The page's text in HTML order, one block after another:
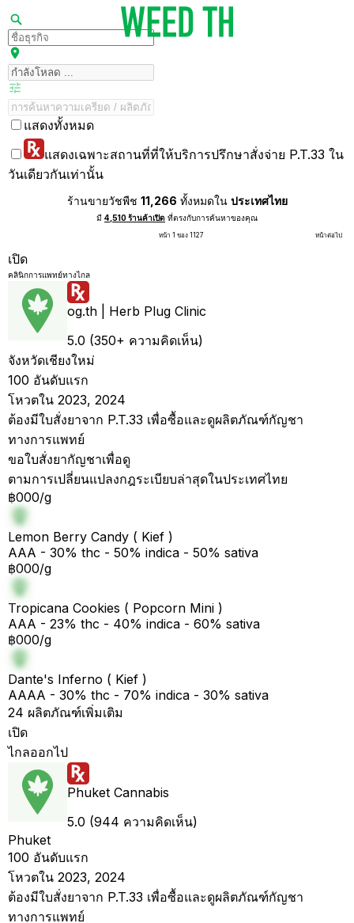
แสดงทั้งหมด
แสดงเฉพาะสถานที่ที่ให้บริการปรึกษาสั่งจ่าย P.T.33 ใน
วันเดียวกันเท่านั้น
ร้านขายวัชพืช 11,266 ทั้งหมดใน ประเทศไทย
มี 4,510 ร้านค้าเปิด ที่ตรงกับการค้นหาของคุณ
หน้า 1 ของ 1127 หน้าต่อไป
เปิด
คลินิกการแพทย์ทางไกล
og.th | Herb Plug Clinic
5.0 (350+ ความคิดเห็น)
จังหวัดเชียงใหม่
100 อันดับแรก
โหวตใน 2023, 2024
ต้องมีใบสั่งยาจาก P.T.33 เพื่อซื้อและดูผลิตภัณฑ์กัญชา
ทางการแพทย์
ขอใบสั่งยากัญชาเพื่อดู
ตามการเปลี่ยนแปลงกฎระเบียบล่าสุดในประเทศไทย
฿000/g
Lemon Berry Candy ( Kief )
AAA - 30% thc - 50% indica - 50% sativa
฿000/g
Tropicana Cookies ( Popcorn Mini )
AAA - 23% thc - 40% indica - 60% sativa
฿000/g
Dante's Inferno ( Kief )
AAAA - 30% thc - 70% indica - 30% sativa
24 ผลิตภัณฑ์เพิ่มเติม
เปิด
ไกลออกไป
Phuket Cannabis
5.0 (944 ความคิดเห็น)
Phuket
100 อันดับแรก
โหวตใน 2023, 2024
ต้องมีใบสั่งยาจาก P.T.33 เพื่อซื้อและดูผลิตภัณฑ์กัญชา
ทางการแพทย์